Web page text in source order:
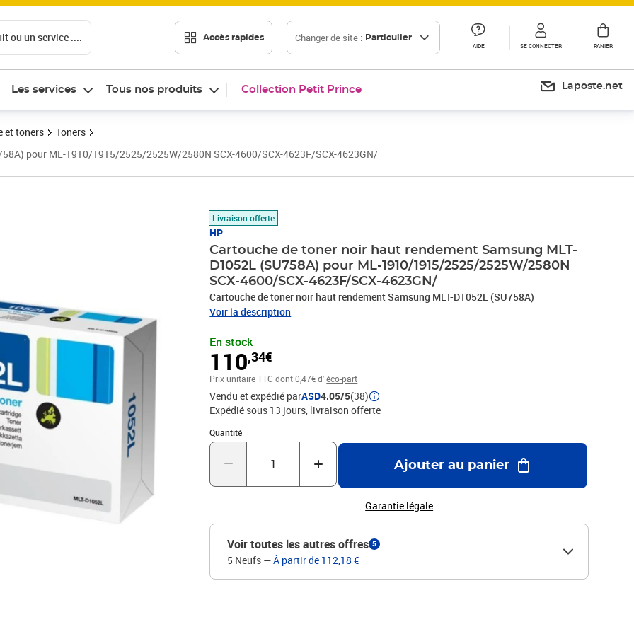
ou un service .... Accès rapides Changer de site : Particulier
AIDE SE CONNECTER PANIER
Les services Tous nos produits Collection Petit Prince Laposte.net
et toners
Toners
pour ML-1910/1915/2525/2525W/2580N SCX-4600/SCX-4623F/SCX-4623GN/
Livraison offerte
HP
Cartouche de toner noir haut rendement Samsung MLT-
D1052L (SU758A) pour ML-1910/1915/2525/2525W/2580N
SCX-4600/SCX-4623F/SCX-4623GN/
Cartouche de toner noir haut rendement Samsung MLT-D1052L (SU758A)
Voir la description
En stock
110,34€
Prix 110,34€
Prix unitaire TTCdont 0,47€ d'éco-part
Vendu et expédié parASD4.05/5(38)
Expédié sous 13 jours livraison offerte
Quantité
Quantité : 1
Ajouter au panier
Garantie légale
Voir toutes les autres offres 5
5 Neufs —À partir de 112,18 €